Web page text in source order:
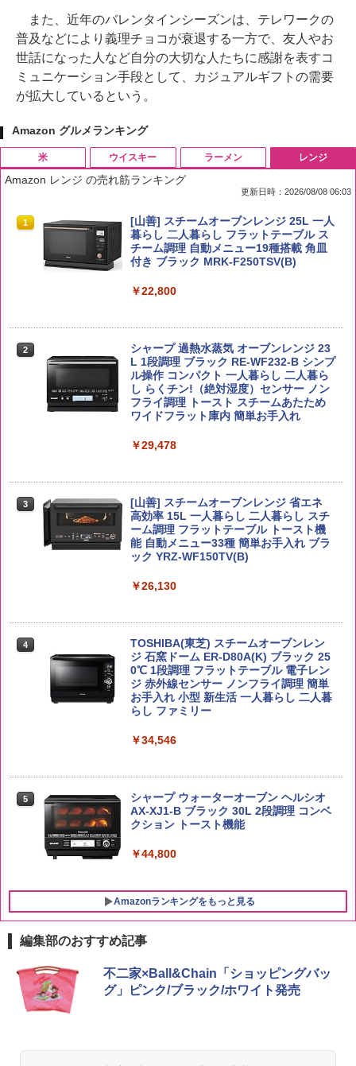
また、近年のバレンタインシーズンは、テレワークの
普及などにより義理チョコが衰退する一方で、友人やお
世話になった人など自分の大切な人たちに感謝を表すコ
ミュニケーション手段として、カジュアルギフトの需要
が拡大しているという。
Amazon グルメランキング
米
1 by Amazon 国産ブレンド米 精米 5kg
￥2,650
野沢農産 無洗米 青い流るる コシヒカリ
5kg 長野県産 令和7年産
￥3,980
【在庫処分価格】ももたろう印 無洗米 5
by Amazon 新潟県産 新潟のお米 無洗米
by Amazon あきたこまちブレンド 無洗
米 5kg
￥3,396
ウイスキー
1
ブラックニッカ ニッカ Nikka ウィスキ
ー4000ml ブラックニッカクリア ウヰス
キー 【日本 アサヒ ウィスキー】 大容量
お得 4リットル
￥4,358
2
角瓶 2700ml サントリー ウイスキー ハ
イボール 大容量
￥6,063
￥4,930
容量 4リットル
【数量限定】フロム・ザ・バレル モルト
ウイスキー500ml アサヒ [ 日本 500ml ]
【中元 ギフト プレゼント 贈り物に】
￥4,402
ラーメン
1
チキンラーメン どんぶり 85g×12個 日清
食品 インスタント カップ麺
￥1,939
麺 小腹 インスタント アウトドアにも ロ
ーリングストック 大人買い おやつカン
パニー
￥1,288
￥2,880
し 塩らーめん 108g×10袋 保存食 備蓄
￥2,323
カップヌードル レギュラー 日清食品 カ
ップ麺 78g×20個
￥3,475
レンジ
Amazon レンジ の売れ筋ランキング
更新日時：2026/08/08 06:03
1
[山善] スチームオーブンレンジ 25L 一人
暮らし 二人暮らし フラットテーブル ス
チーム調理 自動メニュー19種搭載 角皿
付き ブラック MRK-F250TSV(B)
￥22,800
2
シャープ 過熱水蒸気 オーブンレンジ 23
L 1段調理 ブラック RE-WF232-B シンプ
ル操作 コンパクト 一人暮らし 二人暮ら
し らくチン!（絶対湿度）センサー ノン
フライ調理 トースト スチームあたため
ワイドフラット庫内 簡単お手入れ
￥29,478
3
[山善] スチームオーブンレンジ 省エネ
高効率 15L 一人暮らし 二人暮らし スチ
ーム調理 フラットテーブル トースト機
能 自動メニュー33種 簡単お手入れ ブラ
ック YRZ-WF150TV(B)
￥26,130
4
TOSHIBA(東芝) スチームオーブンレン
ジ 石窯ドーム ER-D80A(K) ブラック 25
0℃ 1段調理 フラットテーブル 電子レン
ジ 赤外線センサー ノンフライ調理 簡単
お手入れ 小型 新生活 一人暮らし 二人暮
らし ファミリー
￥34,546
5
シャープ ウォーターオーブン ヘルシオ
AX-XJ1-B ブラック 30L 2段調理 コンベ
クション トースト機能
￥44,800
Amazonランキングをもっと見る
編集部のおすすめ記事
不二家×Ball&Chain「ショッピングバッ
グ」ピンク/ブラック/ホワイト発売